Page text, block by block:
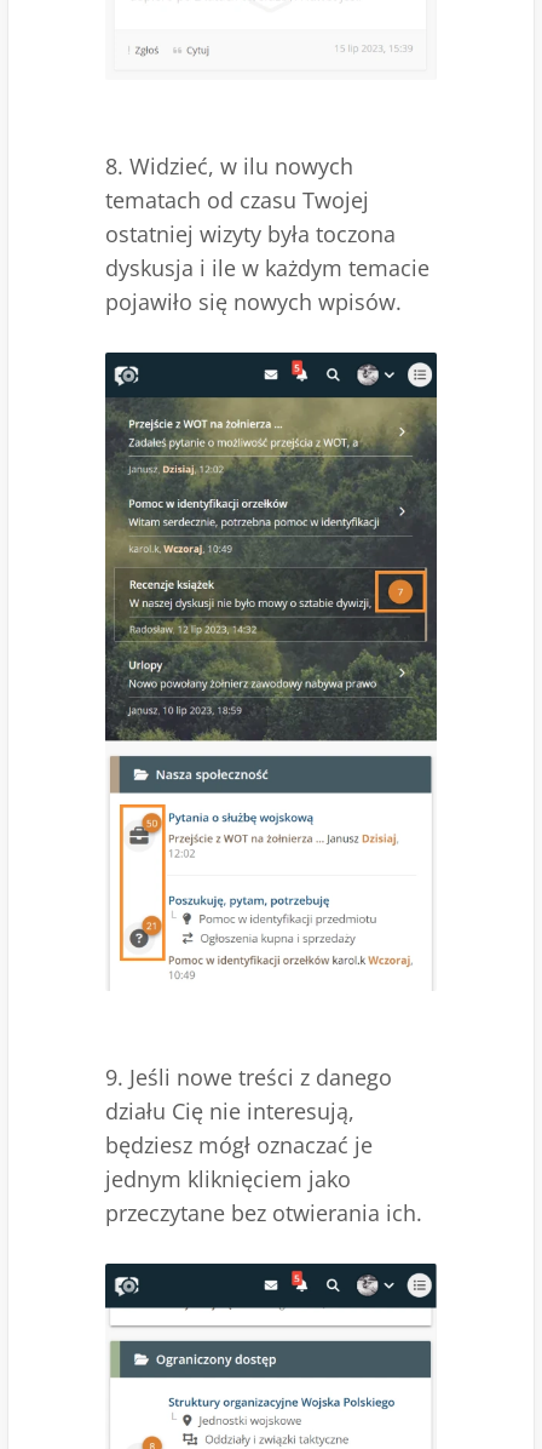
8. Widzieć, w ilu nowych
tematach od czasu Twojej
ostatniej wizyty była toczona
dyskusja i ile w każdym temacie
pojawiło się nowych wpisów.
9. Jeśli nowe treści z danego
działu Cię nie interesują,
będziesz mógł oznaczać je
jednym kliknięciem jako
przeczytane bez otwierania ich.